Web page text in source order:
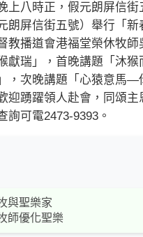
上八時正，假元朗屏信
朗屏信街五號）舉行「新
教播道會港福堂榮休牧師
獻瑞」，首晚講題「沐
，次晚講題「心猿意馬—
迎踴躍領人赴會，同頌主
詢可電2473-9393。
與聖樂家
師優化聖樂